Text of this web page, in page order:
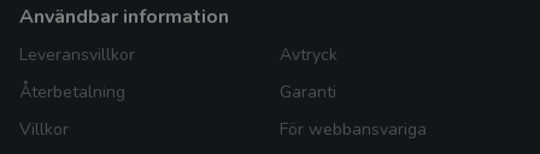
användbar information
Leveransvillkor
Återbetalning
Villkor
Avtryck
Garanti
För webbansvariga